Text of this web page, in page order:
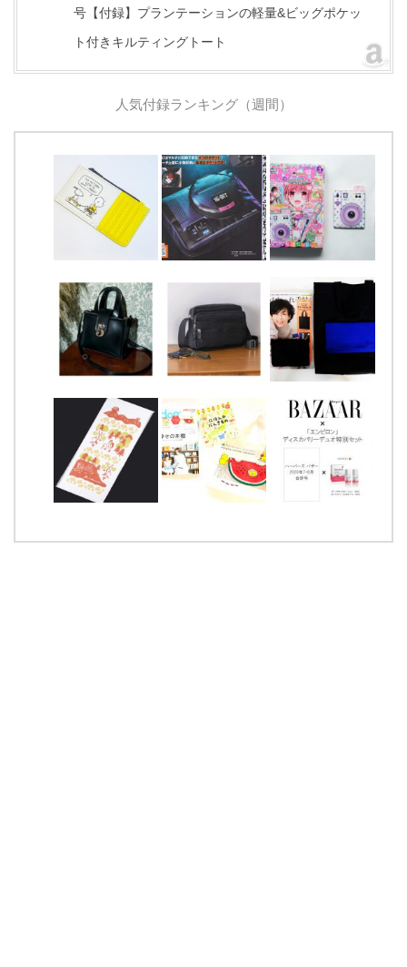
号【付録】プランテーションの軽量&ビッグポケッ
ト付きキルティングトート
人気付録ランキング（週間）